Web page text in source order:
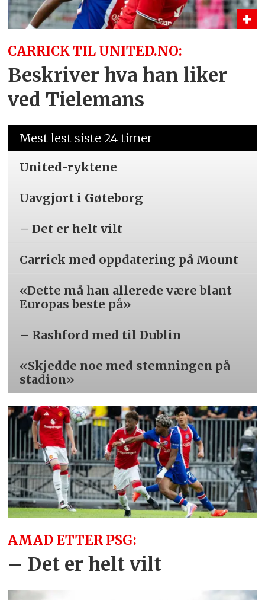
CARRICK TIL UNITED.NO:
Beskriver hva han liker
ved Tielemans
Mest lest siste 24 timer
United-ryktene
Uavgjort i Gøteborg
– Det er helt vilt
Carrick med oppdatering på Mount
«Dette må han allerede være blant
Europas beste på»
– Rashford med til Dublin
«Skjedde noe med stemningen på
stadion»
AMAD ETTER PSG:
– Det er helt vilt